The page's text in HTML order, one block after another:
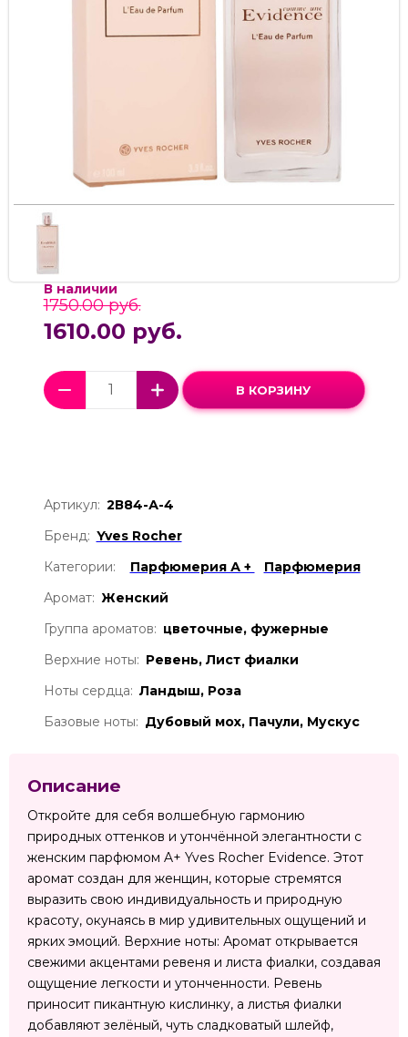
В наличии
1750.00 руб.
1610.00 руб.
В КОРЗИНУ
Артикул: 2В84-А-4
Бренд: Yves Rocher
Категории:
Парфюмерия А +
Парфюмерия
Аромат: Женский
Группа ароматов: цветочные, фужерные
Верхние ноты: Ревень, Лист фиалки
Ноты сердца: Ландыш, Роза
Базовые ноты: Дубовый мох, Пачули, Мускус
Описание
Откройте для себя волшебную гармонию
природных оттенков и утончённой элегантности с
женским парфюмом A+ Yves Rocher Evidence. Этот
аромат создан для женщин, которые стремятся
выразить свою индивидуальность и природную
красоту, окунаясь в мир удивительных ощущений и
ярких эмоций. Верхние ноты: Аромат открывается
свежими акцентами ревеня и листа фиалки, создавая
ощущение легкости и утонченности. Ревень
приносит пикантную кислинку, а листья фиалки
добавляют зелёный, чуть сладковатый шлейф,